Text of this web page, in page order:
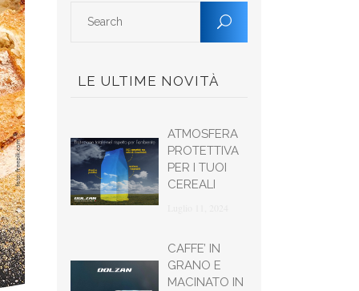
LE ULTIME NOVITÀ
ATMOSFERA
PROTETTIVA
PER I TUOI
CEREALI
CAFFE’ IN
GRANO E
MACINATO IN